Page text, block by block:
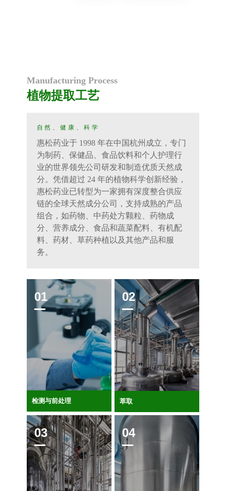
自然、健康、科学
惠松药业于 1998年在中国杭州成立，专门
为制药、保健品、食品饮料和个人护理行
业的世界领先公司研发和制造优质天然成
分。凭借超过 24年的植物科学创新经验，
惠松药业已转型为一家拥有深度整合供应
链的全球天然成分公司，支持成熟的产品
组合，如药物、中药处方颗粒、药物成
分、营养成分、食品和蔬菜配料、有机配
料、药材、草药种植以及其他产品和服
务。
Manufacturing Process
植物提取工艺
检测与前处理 萃取